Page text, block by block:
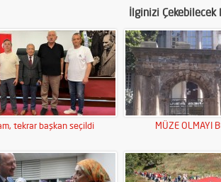
İlginizi Çekebilecek
tekrar başkan seçildi MÜZE OLMAYI